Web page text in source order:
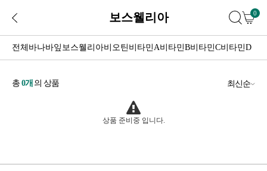
보스웰리아 0
전체 바나바잎 보스웰리아비오틴 비타민A비타민B비타민C비타민D
총 0개 의 상품 최신순
상품 준비중 입니다.